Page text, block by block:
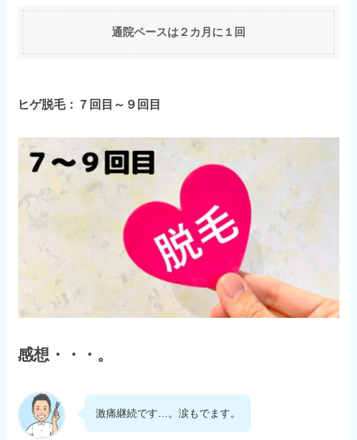
通院ペースは２カ月に１回
ヒゲ脱毛：７回目～９回目
感想・・・。
激痛継続です…。涙もでます。